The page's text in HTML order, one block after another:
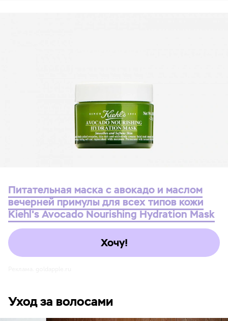
Питательная маска с авокадо и маслом
вечерней примулы для всех типов кожи
Kiehl's Avocado Nourishing Hydration Mask
Хочу!
Уход за волосами